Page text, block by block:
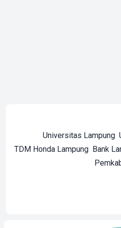
Universitas Lampung
TDM Honda Lampung Bank